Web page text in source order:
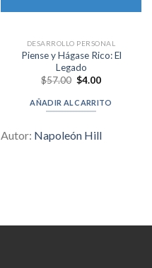
DESARROLLO PERSONAL
Piense y Hágase Rico: El
Legado
$57.00 Original
was:
$57.00.
$4.00Current
is:
$4.00.
AÑADIR AL CARRITO
Autor: Napoleón Hill